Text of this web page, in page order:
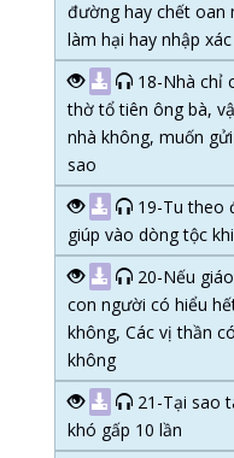
đường hay chết oan
làm hại hay nhập
18-Nhà chỉ
thờ tổ tiên ông bà,
nhà không, muốn
sao
19-Tu theo
giúp vào dòng tộc
20-Nếu
con người có hiểu
không, Các vị thần
không
21-Tại sao
khó gấp 10 lần